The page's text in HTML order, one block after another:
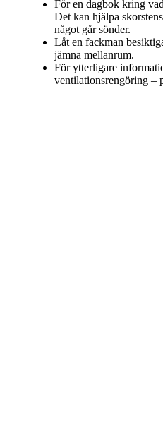
För en dagbok kring
Det kan hjälpa
något går sönder.
Låt en fackman
jämna mellanrum.
För ytterligare
ventilationsrengöring –